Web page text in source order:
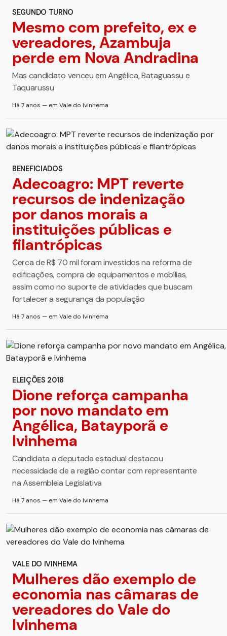
SEGUNDO TURNO
Mesmo com prefeito, ex e
vereadores, Azambuja
perde em Nova Andradina
Mas candidato venceu em Angélica, Bataguassu e
Taquarussu
Há 7 anos — em Vale do Ivinhema
BENEFICIADOS
Adecoagro: MPT reverte
recursos de indenização
por danos morais a
instituições públicas e
filantrópicas
Cerca de R$ 70 mil foram investidos na reforma de
edificações, compra de equipamentos e mobílias,
assim como no suporte de atividades que buscam
fortalecer a segurança da população
Há 7 anos — em Vale do Ivinhema
ELEIÇÕES 2018
Dione reforça campanha
por novo mandato em
Angélica, Batayporã e
Ivinhema
Candidata a deputada estadual destacou
necessidade de a região contar com representante
na Assembleia Legislativa
Há 7 anos — em Vale do Ivinhema
VALE DO IVINHEMA
Mulheres dão exemplo de
economia nas câmaras de
vereadores do Vale do
Ivinhema